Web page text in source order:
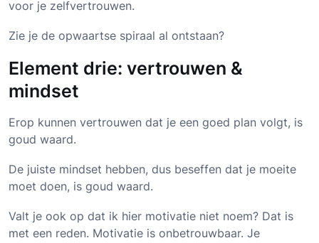
voor je zelfvertrouwen.
Zie je de opwaartse spiraal al ontstaan?
Element drie: vertrouwen &
mindset
Erop kunnen vertrouwen dat je een goed plan volgt, is
goud waard.
De juiste mindset hebben, dus beseffen dat je moeite
moet doen, is goud waard.
Valt je ook op dat ik hier motivatie niet noem? Dat is
met een reden. Motivatie is onbetrouwbaar. Je